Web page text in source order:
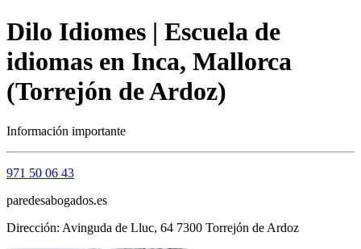
Dilo Idiomes | Escuela de
idiomas en Inca, Mallorca
(Torrejón de Ardoz)
Información importante
971 50 06 43
paredesabogados.es
Dirección: Avinguda de Lluc, 64 7300 Torrejón de Ardoz